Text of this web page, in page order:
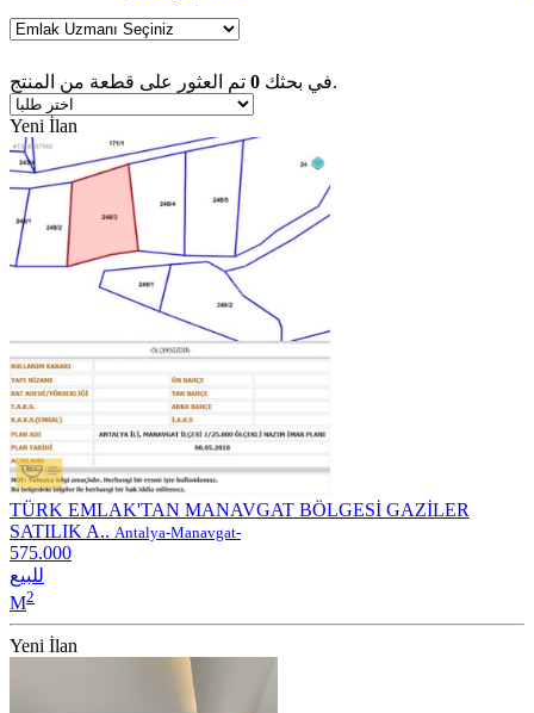
في بحثك 0 تم العثور على قطعة من المنتج.
Yeni İlan
TÜRK EMLAK'TAN MANAVGAT BÖLGESİ GAZİLER
SATILIK A.. Antalya-Manavgat-
575.000
للبيع
M2
Yeni İlan